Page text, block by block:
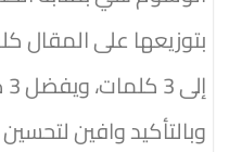
بتوزيعها على
وبالتأكيد وافين